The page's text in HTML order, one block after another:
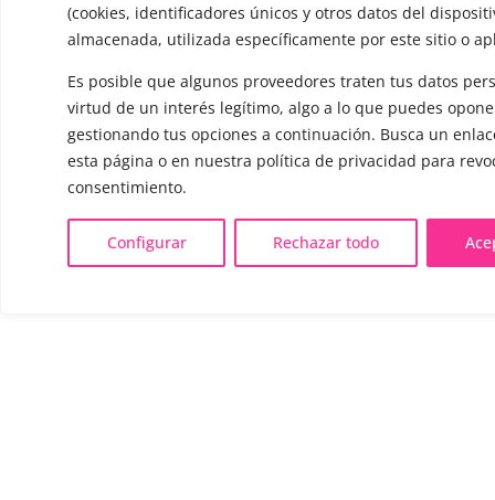
(cookies, identificadores únicos y otros datos del
almacenada, utilizada específicamente por este sitio o
Es posible que algunos proveedores traten tus datos
virtud de un interés legítimo, algo a lo que puedes
gestionando tus opciones a continuación. Busca un
esta página o en nuestra política de privacidad para
consentimiento.
Configurar Rechazar todo